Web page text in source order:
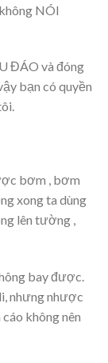
NÓI
ĐÁO và đóng
bạn có quyền
bơm , bơm
xong ta dùng
lên tường ,
bay được.
nhưng nhược
không nên